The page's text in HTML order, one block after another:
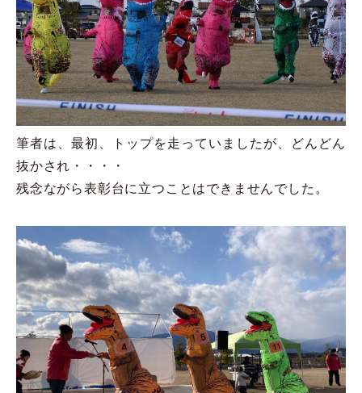
筆者は、最初、トップを走っていましたが、どんどん
抜かされ・・・・
残念ながら表彰台に立つことはできませんでした。